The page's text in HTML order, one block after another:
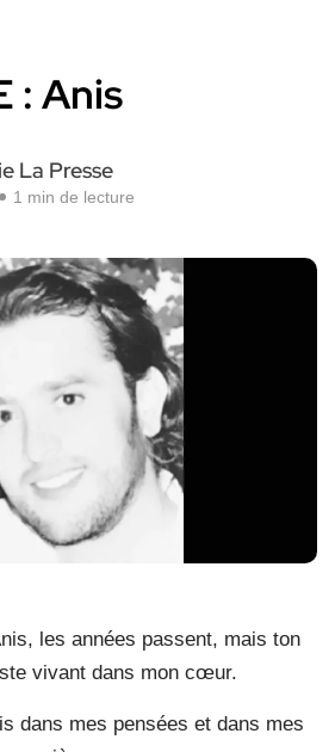
: Anis
La Presse
1 min de lecture
les années passent, mais ton
vivant dans mon cœur.
dans mes pensées et dans mes